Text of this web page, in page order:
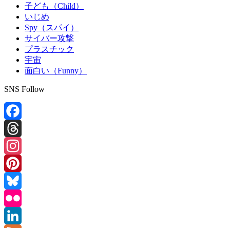
子ども（Child）
いじめ
Spy（スパイ）
サイバー攻撃
プラスチック
宇宙
面白い（Funny）
SNS Follow
Facebook
Threads
Instagram
Pinterest
Bluesky
Flickr